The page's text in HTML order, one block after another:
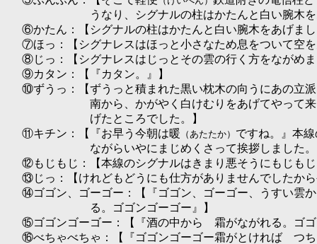
うなり、シグナルの柱はかたんと白い腕木
⑥かたん：【シグナルの柱はかたんと白い腕木をあげま
⑦ほっ：【シグナレスはほっと小さなため息をついて空
⑧じっ：【シグナレスはじっとその雲の行く方をながめ
⑨カタン：【『カタン。』】
⑩ずうっ：【ずうっと積まれた黒い枕木の向うにあの立
南から、かがやく白けむりをあげてやって
げたところでした。】
⑪キチン：【『お早う今朝は暖 （あたたか） ですね。』本
ながらいやにまじめくさって挨拶しました
⑫もじもじ：【本線のシグナルはきまり悪そうにもじも
⑬じっ：【けれどもどうにも仕方がありませんでしたか
⑭ゴゴン、ゴーゴー：【『ゴゴン、ゴーゴー、うすい
る。ゴゴンゴーゴー』】
⑮ゴゴンゴーゴー：【『酒の中から 霜がながれる。ゴ
⑯べちゃべちゃ：【『ゴゴンゴーゴー霜がとければ つ